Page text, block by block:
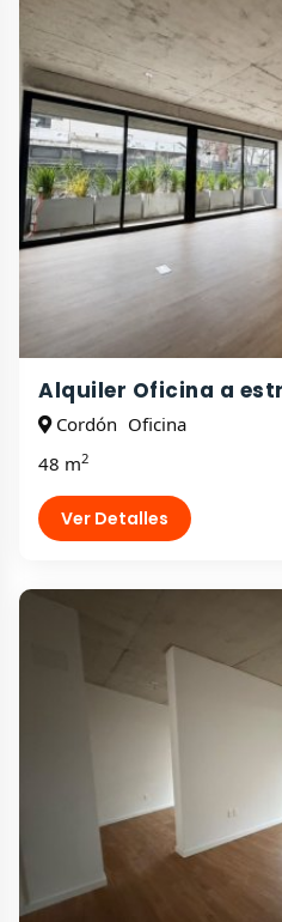
Alquiler Oficina a
Cordón Oficina
48 m2
Ver Detalles